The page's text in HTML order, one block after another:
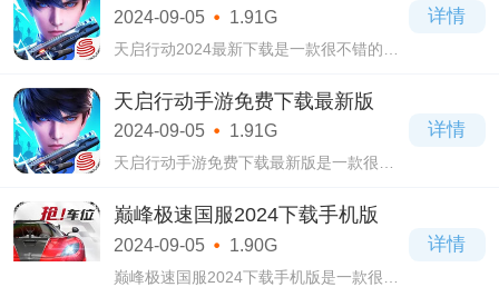
2024-09-05 1.91G
天启行动2024最新下载是一款很不错的射
你将可以去自由使用各种武器，刺激对
决，诸多的帅气英雄等你去升级战斗，爽
快对抗，超
详情
天启行动手游免费下载最新版
2024-09-05 1.91G
天启行动手游免费下载最新版是一款很是
载最新版中的竞技玩法很是刺激无比，帅
气英雄，搭配强力武器道具，各种装扮都
是极其
详情
巅峰极速国服2024下载手机版
2024-09-05 1.90G
巅峰极速国服2024下载手机版是一款很多
详情